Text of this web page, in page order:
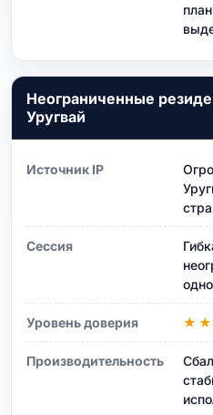
Неограниченные
Уругвай
Источник IP
Сессия
Уровень доверия
Производительность